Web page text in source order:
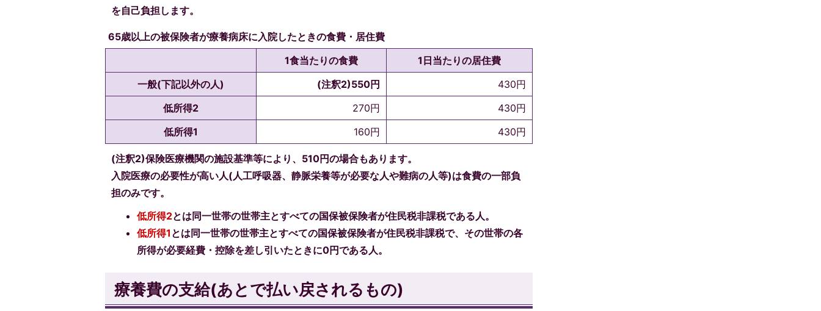
を自己負担します。
65歳以上の被保険者が療養病床に入院したときの食費・居住費
1食当たりの食費
1日当たりの居住費
一般(下記以外の人)
(注釈2)550円
430円
低所得2
270円
430円
低所得1
160円 430円
(注釈2)保険医療機関の施設基準等により、510円の場合もあります。
入院医療の必要性が高い人(人工呼吸器、静脈栄養等が必要な人や難病の人等)は食費の一部負
担のみです。
低所得2とは同一世帯の世帯主とすべての国保被保険者が住民税非課税である人。
低所得1 とは同一世帯の世帯主とすべての国保被保険者が住民税非課税で、その世帯の各
所得が必要経費・控除を差し引いたときに0円である人。
療養費の支給(あとで払い戻されるもの)